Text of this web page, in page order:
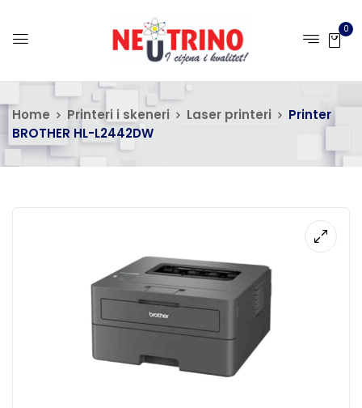
0
Home Printeri i skeneri Laser printeri
Printer
BROTHER HL-L2442DW